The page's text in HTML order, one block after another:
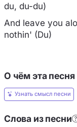
du, du-du)
And leave you
nothin' (Du)
О чём эта песня
Узнать смысл песни
Слова из песни